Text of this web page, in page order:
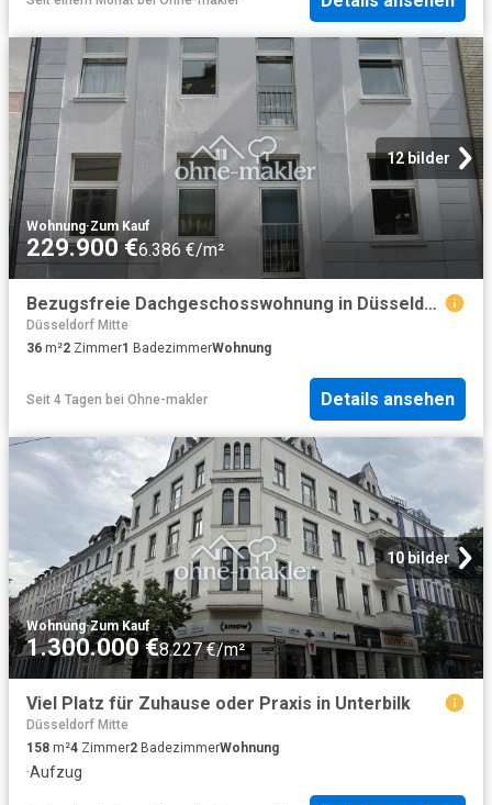
12 bilder
Wohnung·Zum Kauf
229.900 €6.386 €/m²
Bezugsfreie Dachgeschosswohnung in Düsseldorf/ Bilk mit Blick auf den Fernsehturm
Düsseldorf Mitte
36 m²2 Zimmer1 BadezimmerWohnung
Seit 4 Tagen bei Ohne-makler Details ansehen
10 bilder
Wohnung·Zum Kauf
1.300.000 €8.227 €/m²
Viel Platz für Zuhause oder Praxis in Unterbilk
Düsseldorf Mitte
158 m²4 Zimmer2 BadezimmerWohnung
·Aufzug